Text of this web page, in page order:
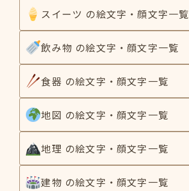
スイーツ の絵文字・顔文字一覧
飲み物 の絵文字・顔文字一覧
食器 の絵文字・顔文字一覧
地図 の絵文字・顔文字一覧
地理 の絵文字・顔文字一覧
建物 の絵文字・顔文字一覧